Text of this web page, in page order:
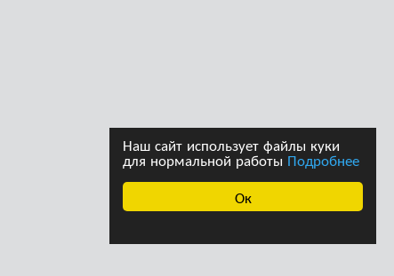
Ок
Наш сайт использует файлы куки
для нормальной работы Подробнее